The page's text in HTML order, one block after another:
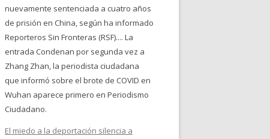
nuevamente sentenciada a cuatro años
de prisión en China, según ha informado
Reporteros Sin Fronteras (RSF).... La
entrada Condenan por segunda vez a
Zhang Zhan, la periodista ciudadana
que informó sobre el brote de COVID en
Wuhan aparece primero en Periodismo
Ciudadano.
El miedo a la deportación silencia a